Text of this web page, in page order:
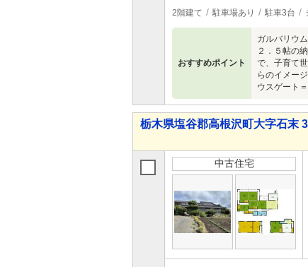
2階建て 駐車場あり 駐車3台
おすすめポイント
ガルバリウ
２．５帖の
で、子育て
らのイメー
ウスゲート
栃木県塩谷郡高根沢町大字石末
中古住宅